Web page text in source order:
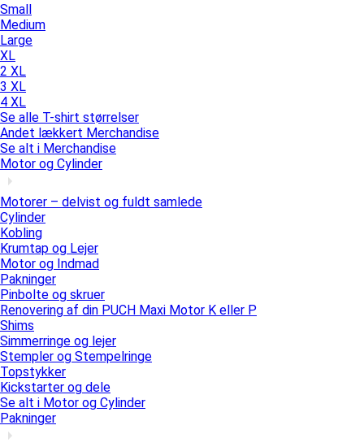
Small
Medium
Large
XL
2 XL
3 XL
4 XL
Se alle T-shirt størrelser
Andet lækkert Merchandise
Se alt i Merchandise
Motor og Cylinder
Motorer – delvist og fuldt samlede
Cylinder
Kobling
Krumtap og Lejer
Motor og Indmad
Pakninger
Pinbolte og skruer
Renovering af din PUCH Maxi Motor K eller P
Shims
Simmerringe og lejer
Stempler og Stempelringe
Topstykker
Kickstarter og dele
Se alt i Motor og Cylinder
Pakninger